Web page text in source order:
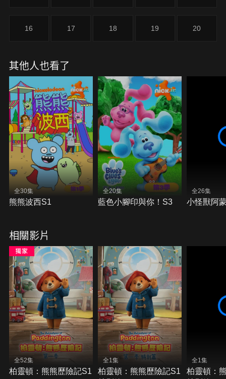
16 17 18 19 20
其他人也看了
全30集
熊熊波西S1
全20集
藍色小腳印與你！S3
全26集
小怪獸阿
相關影片
全52集
柏靈頓：熊熊歷險記S1
全1集
柏靈頓：熊熊歷險記S1
全1集
柏靈頓：